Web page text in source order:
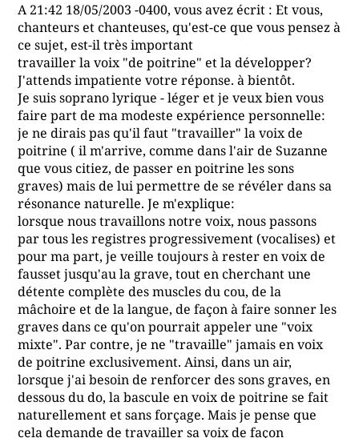
A 21:42 18/05/2003 -0400, vous avez écrit : Et vous,
chanteurs et chanteuses, qu'est-ce que vous pensez à
ce sujet, est-il très important
travailler la voix "de poitrine" et la développer?
J'attends impatiente votre réponse. à bientôt.
Je suis soprano lyrique - léger et je veux bien vous
faire part de ma modeste expérience personnelle:
je ne dirais pas qu'il faut "travailler" la voix de
poitrine ( il m'arrive, comme dans l'air de Suzanne
que vous citiez, de passer en poitrine les sons
graves) mais de lui permettre de se révéler dans sa
résonance naturelle. Je m'explique:
lorsque nous travaillons notre voix, nous passons
par tous les registres progressivement (vocalises) et
pour ma part, je veille toujours à rester en voix de
fausset jusqu'au la grave, tout en cherchant une
détente complète des muscles du cou, de la
mâchoire et de la langue, de façon à faire sonner les
graves dans ce qu'on pourrait appeler une "voix
mixte". Par contre, je ne "travaille" jamais en voix
de poitrine exclusivement. Ainsi, dans un air,
lorsque j'ai besoin de renforcer des sons graves, en
dessous du do, la bascule en voix de poitrine se fait
naturellement et sans forçage. Mais je pense que
cela demande de travailler sa voix de façon